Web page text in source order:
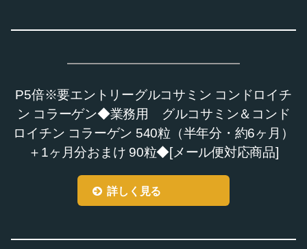
P5倍※要エントリーグルコサミン コンドロイチ
ン コラーゲン◆業務用 グルコサミン＆コンド
ロイチン コラーゲン 540粒（半年分・約6ヶ月）
＋1ヶ月分おまけ 90粒◆[メール便対応商品]
詳しく見る